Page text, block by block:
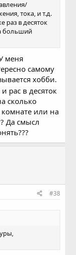
тока, и т.д.
раз в десяток
больший
меня
самому
хобби.
рас в десяток
сколько
комнате или на
Да смысл
#38